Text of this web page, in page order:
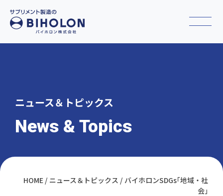
ニュース＆トピックス
News & Topics
HOME ニュース＆トピックス
バイホロンSDGs｢地域・社
会｣